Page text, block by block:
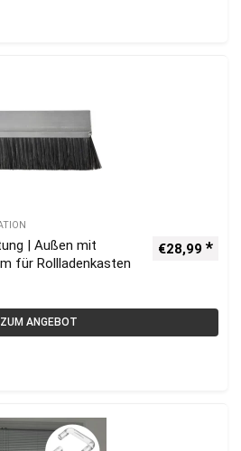
| Außen mit
für Rollladenkasten
€28,99
ZUM ANGEBOT